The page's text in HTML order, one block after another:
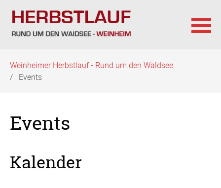
überspringen
Weinheimer Herbstlauf - Rund um den Waldsee
Events
Events
Kalender